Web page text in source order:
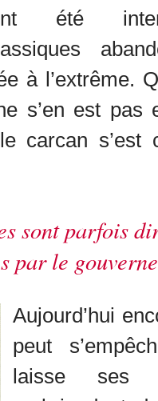
été
à l’extrême.
s’en est pas
carcan s’est
sont parfois
par le
Aujourd’hui
peut
laisse ses